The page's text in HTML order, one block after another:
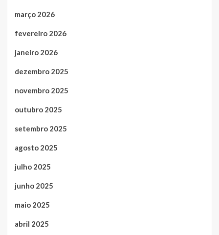
março 2026
fevereiro 2026
janeiro 2026
dezembro 2025
novembro 2025
outubro 2025
setembro 2025
agosto 2025
julho 2025
junho 2025
maio 2025
abril 2025